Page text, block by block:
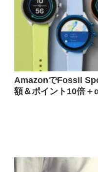
AmazonでFossil
額＆ポイント10倍＋α